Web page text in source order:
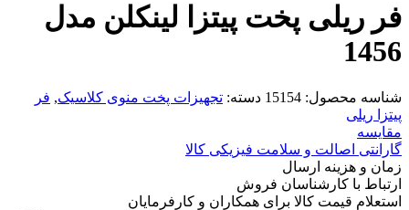
فر ریلی پخت پیتزا لینکلن مدل
1456
شناسه محصول: 15154 دسته: تجهیزات پخت منوی کلاسیک, فر
پیتزا ریلی
مقایسه
گارانتی اصالت و سلامت فیزیکی کالا
زمان و هزینه ارسال
ارتباط با کارشناسان فروش
استعلام قیمت کالا برای همکاران و کارفرمایان